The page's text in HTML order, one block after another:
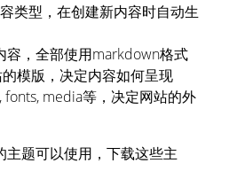
类型，在创建新内容时自动生
容，全部使用markdown格式
模版，决定内容如何呈现
fonts, media等，决定网站的外
主题可以使用，下载这些主